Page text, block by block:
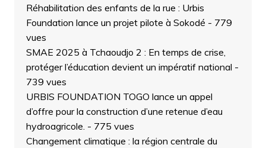
Réhabilitation des enfants de la rue : Urbis
Foundation lance un projet pilote à Sokodé - 779
vues
SMAE 2025 à Tchaoudjo 2 : En temps de crise,
protéger l’éducation devient un impératif national -
739 vues
URBIS FOUNDATION TOGO lance un appel
d’offre pour la construction d’une retenue d’eau
hydroagricole. - 775 vues
Changement climatique : la région centrale du